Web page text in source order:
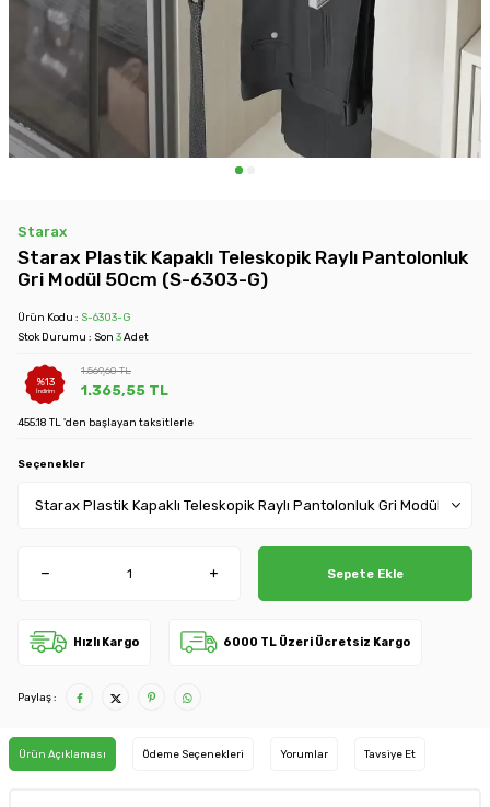
Starax
Starax Plastik Kapaklı Teleskopik Raylı Pantolonluk
Gri Modül 50cm (S-6303-G)
Ürün Kodu : S-6303-G
Stok Durumu : Son 3Adet
%13
İndirim
1.569,60TL
1.365,55 TL
455.18 TL 'den başlayan taksitlerle
Seçenekler
Sepete Ekle
Hızlı Kargo 6000 TL Üzeri Ücretsiz Kargo
Paylaş :
Ürün Açıklaması Ödeme Seçenekleri Yorumlar Tavsiye Et